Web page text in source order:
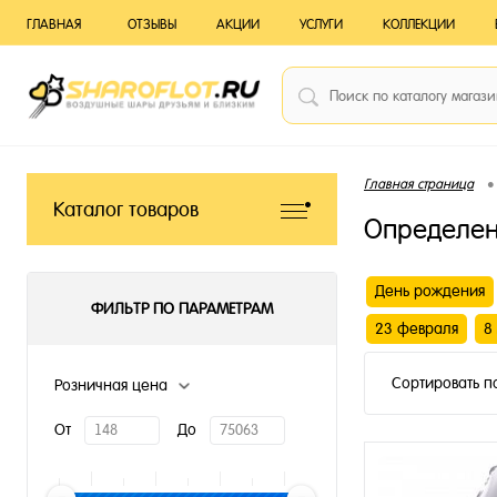
ГЛАВНАЯ ОТЗЫВЫ АКЦИИ УСЛУГИ КОЛЛЕКЦИИ
Каталог товаров
ФИЛЬТР ПО ПАРАМЕТРАМ
Розничная цена
От До
Главная страница •
День рождения
23 февраля 8
Сортировать